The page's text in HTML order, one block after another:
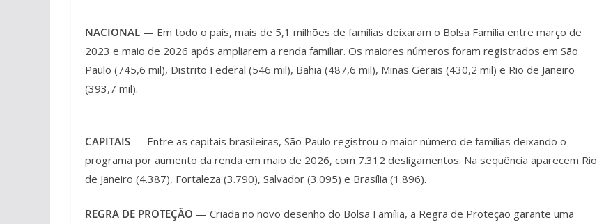
NACIONAL — Em todo o país, mais de 5,1 milhões de famílias deixaram o Bolsa Família entre março de
2023 e maio de 2026 após ampliarem a renda familiar. Os maiores números foram registrados em São
Paulo (745,6 mil), Distrito Federal (546 mil), Bahia (487,6 mil), Minas Gerais (430,2 mil) e Rio de Janeiro
(393,7 mil).
CAPITAIS — Entre as capitais brasileiras, São Paulo registrou o maior número de famílias deixando o
programa por aumento da renda em maio de 2026, com 7.312 desligamentos. Na sequência aparecem Rio
de Janeiro (4.387), Fortaleza (3.790), Salvador (3.095) e Brasília (1.896).
REGRA DE PROTEÇÃO — Criada no novo desenho do Bolsa Família, a Regra de Proteção garante uma